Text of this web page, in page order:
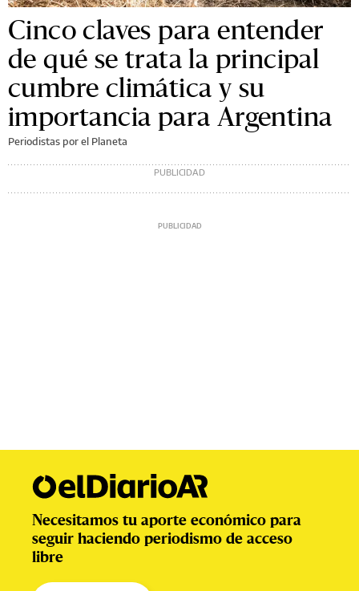
Cinco claves para entender
de qué se trata la principal
cumbre climática y su
importancia para Argentina
Periodistas por el Planeta
Necesitamos tu aporte económico para
seguir haciendo periodismo de acceso
libre